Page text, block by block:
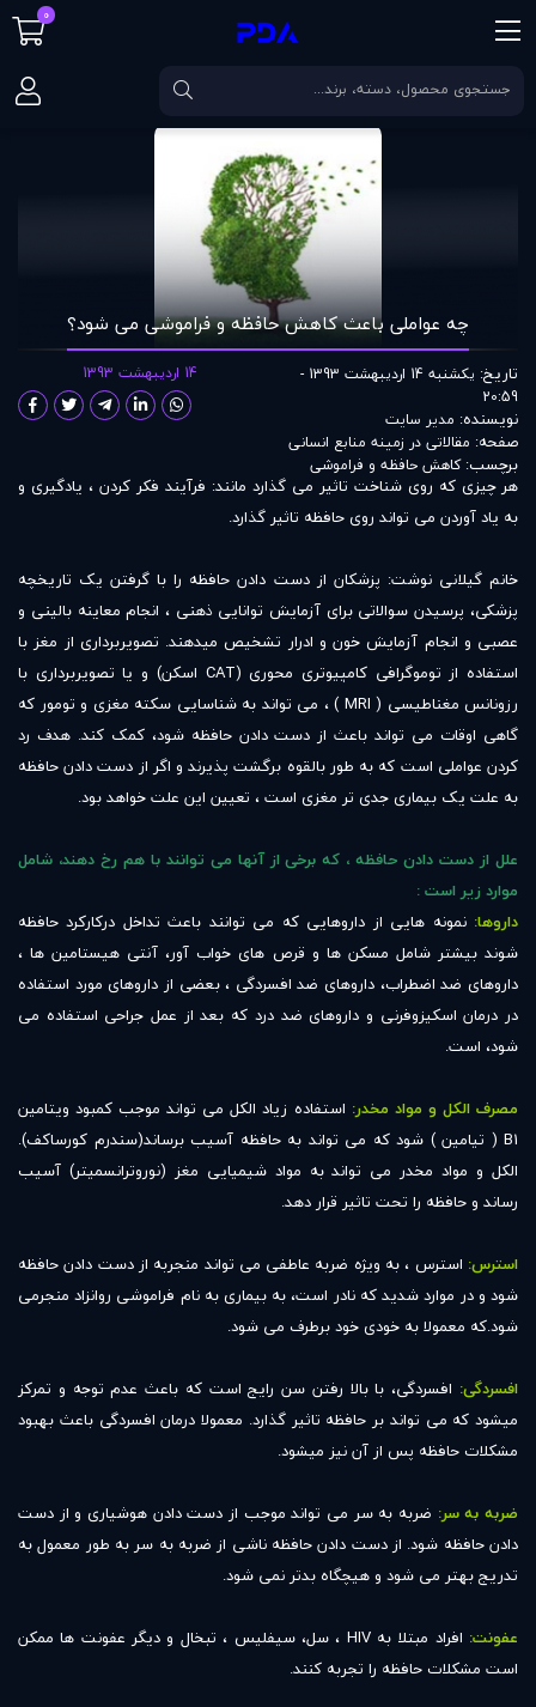
صفحه اصلی مقالات چه عواملی باعث کاهش حافظه و فراموشی می شود؟
چه عواملی باعث کاهش حافظه و فراموشی می شود؟
تاریخ:
یکشنبه 14 اردیبهشت 1393 -
20:59
نویسنده: مدير سايت
صفحه: مقالاتی در زمينه منابع انسانی
برچسب:کاهش حافظه و فراموشی
14 اردیبهشت 1393
هر چیزی که روی شناخت تاثیر می گذارد مانند: فرآیند فکر کردن ، یادگیری و
به یاد آوردن می تواند روی حافظه تاثیر گذارد.
خانم گیلانی نوشت: پزشکان از دست دادن حافظه را با گرفتن یک تاریخچه
پزشکی، پرسیدن سوالاتی برای آزمایش توانایی ذهنی ، انجام معاینه بالینی و
عصبی و انجام آزمایش خون و ادرار تشخیص میدهند. تصویربرداری از مغز با
استفاده از توموگرافی کامپیوتری محوری (CAT اسکن) و یا تصویربرداری با
رزونانس مغناطیسی ( MRI ) ، می تواند به شناسایی سکته مغزی و تومور که
گاهی اوقات می تواند باعث از دست دادن حافظه شود، کمک کند. هدف رد
کردن عواملی است که به طور بالقوه برگشت پذیرند و اگر از دست دادن حافظه
به علت یک بیماری جدی تر مغزی است ، تعیین این علت خواهد بود.
علل از دست دادن حافظه ، که برخی از آنها می توانند با هم رخ دهند، شامل
موارد زیر است :
داروها: نمونه هایی از داروهایی که می توانند باعث تداخل درکارکرد حافظه
شوند بیشتر شامل مسکن ها و قرص های خواب آور، آنتی هیستامین ها ،
داروهای ضد اضطراب، داروهای ضد افسردگی ، بعضی از داروهای مورد استفاده
در درمان اسکیزوفرنی و داروهای ضد درد که بعد از عمل جراحی استفاده می
شود، است.
مصرف الکل و مواد مخدر: استفاده زیاد الکل می تواند موجب کمبود ویتامین
B1 ( تیامین ) شود که می تواند به حافظه آسیب برساند(سندرم کورساکف).
الکل و مواد مخدر می تواند به مواد شیمیایی مغز (نوروترانسمیتر) آسیب
رساند و حافظه را تحت تاثیر قرار دهد.
استرس: استرس ، به ویژه ضربه عاطفی می تواند منجربه از دست دادن حافظه
شود و در موارد شدید که نادر است، به بیماری به نام فراموشی روانزاد منجرمی
شود.که معمولا به خودی خود برطرف می شود.
افسردگی: افسردگی، با بالا رفتن سن رایج است که باعث عدم توجه و تمرکز
میشود که می تواند بر حافظه تاثیر گذارد. معمولا درمان افسردگی باعث بهبود
مشکلات حافظه پس از آن نیز میشود.
ضربه به سر: ضربه به سر می تواند موجب از دست دادن هوشیاری و از دست
دادن حافظه شود. از دست دادن حافظه ناشی از ضربه به سر به طور معمول به
تدریج بهتر می شود و هیچگاه بدتر نمی شود.
عفونت:
افراد مبتلا به HIV ، سل، سیفلیس ، تبخال و دیگر عفونت ها ممکن
است مشکلات حافظه را تجربه کنند.
0